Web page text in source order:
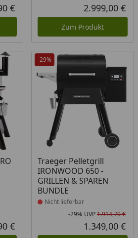
Aktueller Preis
€ 2.999,00 €
Zum Produkt
Aktueller Preis
€
-29%
Traeger Pelletgrill
IRONWOOD 650 -
GRILLEN & SPAREN
BUNDLE
Produkt nicht lieferbar
Nicht lieferbar
-29% UVP1.914,70 €
1.349,00 €